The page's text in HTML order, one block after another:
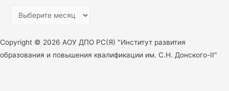
и
Copyright © 2026 АОУ ДПО РС(Я) "Институт развития
образования и повышения квалификации им. С.Н. Донского-II"